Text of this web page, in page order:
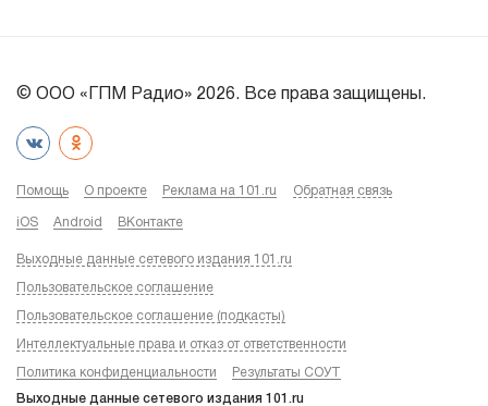
© ООО «ГПМ Радио» 2026. Все права защищены.
Помощь О проекте Реклама на 101.ru Обратная связь
iOS Android ВКонтакте
Выходные данные сетевого издания 101.ru
Пользовательское соглашение
Пользовательское соглашение (подкасты)
Интеллектуальные права и отказ от ответственности
Политика конфиденциальности Результаты СОУТ
Выходные данные сетевого издания 101.ru